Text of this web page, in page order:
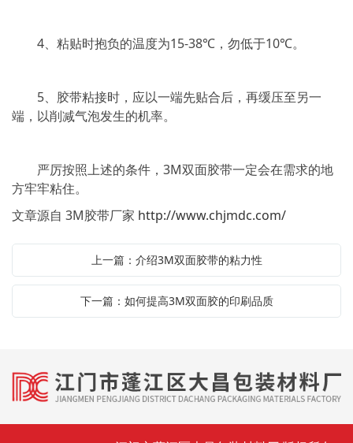
4、粘贴时抱负的温度为15-38℃，勿低于10℃。
5、胶带粘接时，应以一端先贴合后，再缓压至另一
端，以削减气泡发生的机率。
严厉按照上述的条件，3M双面胶带一定会在需求的地
方牢牢粘住。
文章源自 3M胶带厂家 http://www.chjmdc.com/
上一篇：介绍3M双面胶带的粘力性
下一篇：如何提高3M双面胶的印刷品质